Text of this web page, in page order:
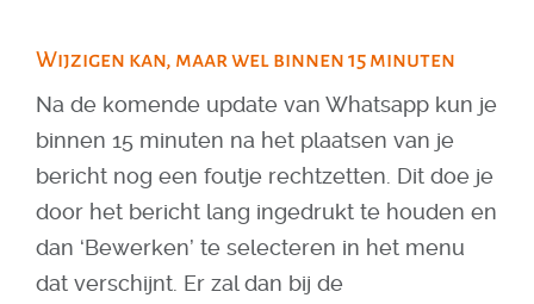
Wijzigen kan, maar wel binnen 15 minuten
Na de komende update van Whatsapp kun je
binnen 15 minuten na het plaatsen van je
bericht nog een foutje rechtzetten. Dit doe je
door het bericht lang ingedrukt te houden en
dan ‘Bewerken’ te selecteren in het menu
dat verschijnt. Er zal dan bij de